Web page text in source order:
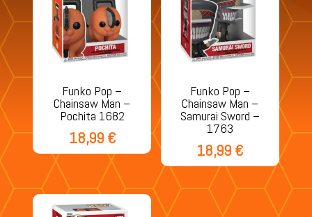
Funko Pop –
Chainsaw Man –
Pochita 1682
18,99 €
Funko Pop –
Chainsaw Man –
Samurai Sword –
1763
18,99 €